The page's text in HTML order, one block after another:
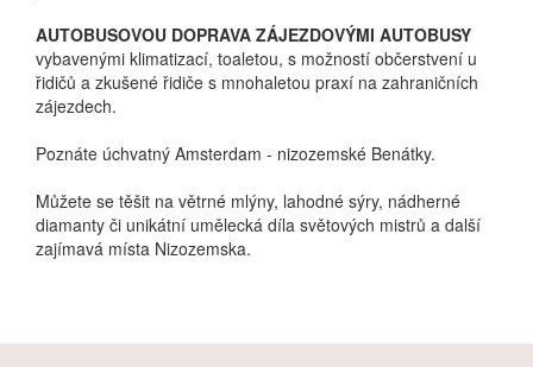
AUTOBUSOVOU DOPRAVA ZÁJEZDOVÝMI AUTOBUSY
vybavenými klimatizací, toaletou, s možností občerstvení u
řidičů a zkušené řidiče s mnohaletou praxí na zahraničních
zájezdech.
Poznáte úchvatný Amsterdam - nizozemské Benátky.
Můžete se těšit na větrné mlýny, lahodné sýry, nádherné
diamanty či unikátní umělecká díla světových mistrů a další
zajímavá místa Nizozemska.